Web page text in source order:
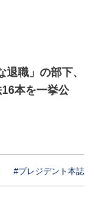
職」の部下、
本を一挙公
#プレジデント本誌